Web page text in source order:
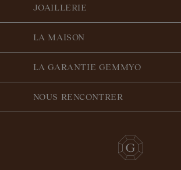
JOAILLERIE
LA MAISON
LA GARANTIE GEMMYO
NOUS RENCONTRER